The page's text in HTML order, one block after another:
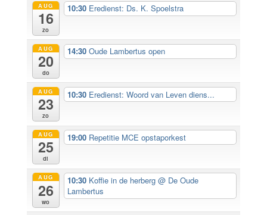
AUG
16
zo
10:30 Eredienst: Ds. K. Spoelstra
AUG
20
do
14:30Oude Lambertus open
AUG
23
zo
10:30 Eredienst: Woord van Leven diens...
AUG
25
di
19:00 Repetitie MCE opstaporkest
AUG
26
wo
10:30 Koffie in de herberg@ De Oude
Lambertus